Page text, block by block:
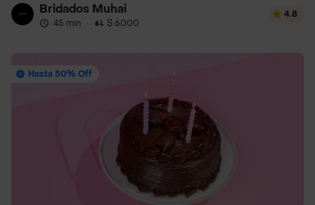
Bridados Muhai
45 min · $ 6000
4.8
Hasta 50% Off